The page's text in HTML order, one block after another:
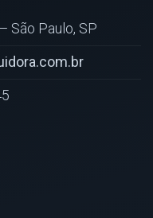
São Paulo, SP